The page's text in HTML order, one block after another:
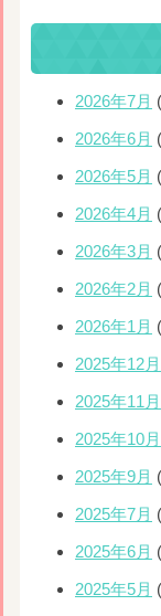
2026年7月
2026年6月
2026年5月
2026年4月
2026年3月
2026年2月
2026年1月
2025年12月
2025年11月
2025年10月
2025年9月
2025年7月
2025年6月
2025年5月